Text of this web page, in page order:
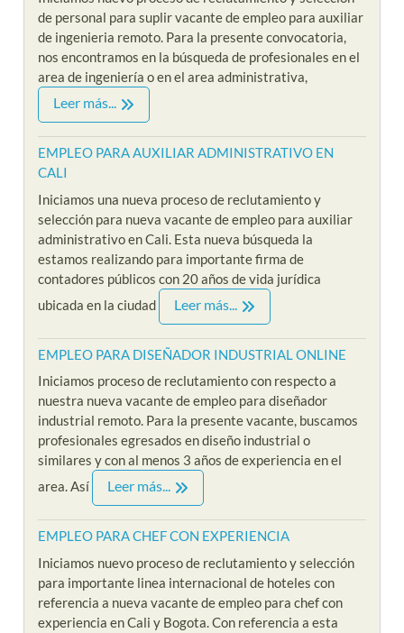
de personal para suplir vacante de empleo para auxiliar
de ingenieria remoto. Para la presente convocatoria,
nos encontramos en la búsqueda de profesionales en el
area de ingeniería o en el area administrativa,
Leer más...
EMPLEO PARA AUXILIAR ADMINISTRATIVO EN
CALI
Iniciamos una nueva proceso de reclutamiento y
selección para nueva vacante de empleo para auxiliar
administrativo en Cali. Esta nueva búsqueda la
estamos realizando para importante firma de
contadores públicos con 20 años de vida jurídica
ubicada en la ciudad
Leer más...
EMPLEO PARA DISEÑADOR INDUSTRIAL ONLINE
Iniciamos proceso de reclutamiento con respecto a
nuestra nueva vacante de empleo para diseñador
industrial remoto. Para la presente vacante, buscamos
profesionales egresados en diseño industrial o
similares y con al menos 3 años de experiencia en el
area. Así
Leer más...
EMPLEO PARA CHEF CON EXPERIENCIA
Iniciamos nuevo proceso de reclutamiento y selección
para importante linea internacional de hoteles con
referencia a nueva vacante de empleo para chef con
experiencia en Cali y Bogota. Con referencia a esta